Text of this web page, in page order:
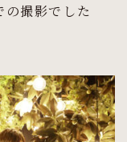
の撮影でした